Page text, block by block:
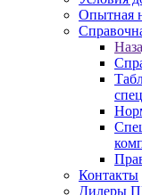
Опытная
Контакты
Дилеры